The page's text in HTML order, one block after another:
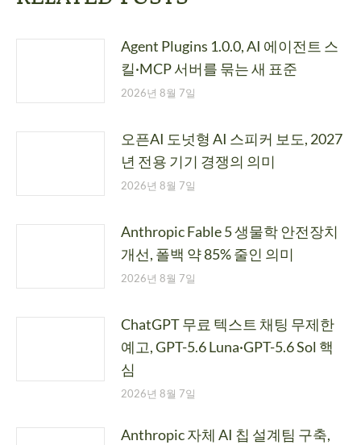
Agent Plugins 1.0.0, AI 에이전트 스
킬·MCP 서버를 묶는 새 표준
2026년 8월 7일
오픈AI 도넛형 AI 스피커 보도, 2027
년 전용 기기 경쟁의 의미
2026년 8월 7일
Anthropic Fable 5 생물학 안전장치
개선, 폴백 약 85% 줄인 의미
2026년 8월 7일
ChatGPT 무료 텍스트 채팅 무제한
예고, GPT-5.6 Luna·GPT-5.6 Sol 핵
심
2026년 8월 7일
Anthropic 자체 AI 칩 설계팀 구축,